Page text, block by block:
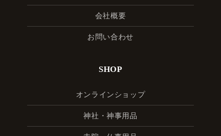
会社概要
お問い合わせ
SHOP
オンラインショップ
神社・神事用品